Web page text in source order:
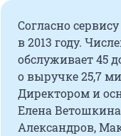
Согласно
в 2013 году.
обслуживает 45
о выручке 25,7
Директором и
Елена
Александров,